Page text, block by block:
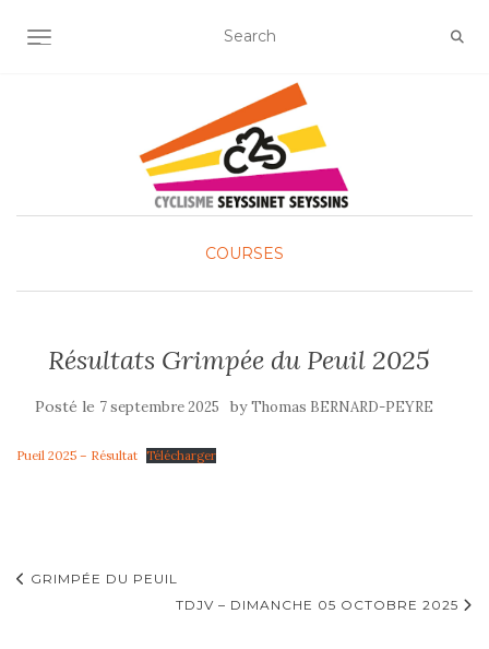
OUVRIR/FERMER LA NAVIGATION
COURSES
Résultats Grimpée du Peuil 2025
Posté le 7 septembre 2025 byThomas BERNARD-PEYRE
Pueil 2025 – Résultat Télécharger
Navigation
GRIMPÉE DU PEUIL
TDJV – DIMANCHE 05 OCTOBRE 2025